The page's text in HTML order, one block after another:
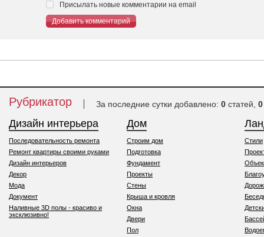
Присылать новые комментарии на email
Добавить комментарий
Рубрикатор За последние сутки добавлено: 0 статей, 0
Дизайн интерьера
Последовательность ремонта
Ремонт квартиры своими руками
Дизайн интерьеров
Декор
Мода
Документ
Наливные 3D полы - красиво и
эксклюзивно!
Дом
Строим дом
Подготовка
Фундамент
Проекты
Стены
Крыша и кровля
Окна
Двери
Пол
Стили